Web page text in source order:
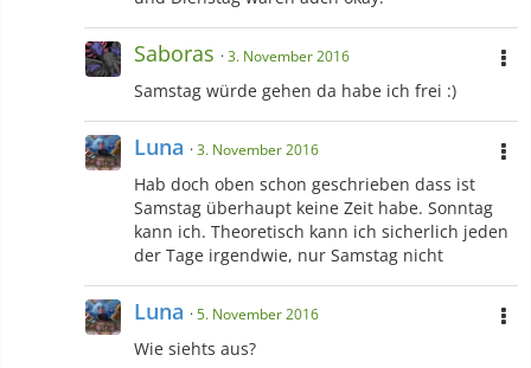
Saboras 3. November 2016
Samstag würde gehen da habe ich frei :)
Luna 3. November 2016
Hab doch oben schon geschrieben dass ist
Samstag überhaupt keine Zeit habe. Sonntag
kann ich. Theoretisch kann ich sicherlich jeden
der Tage irgendwie, nur Samstag nicht
Luna 5. November 2016
Wie siehts aus?